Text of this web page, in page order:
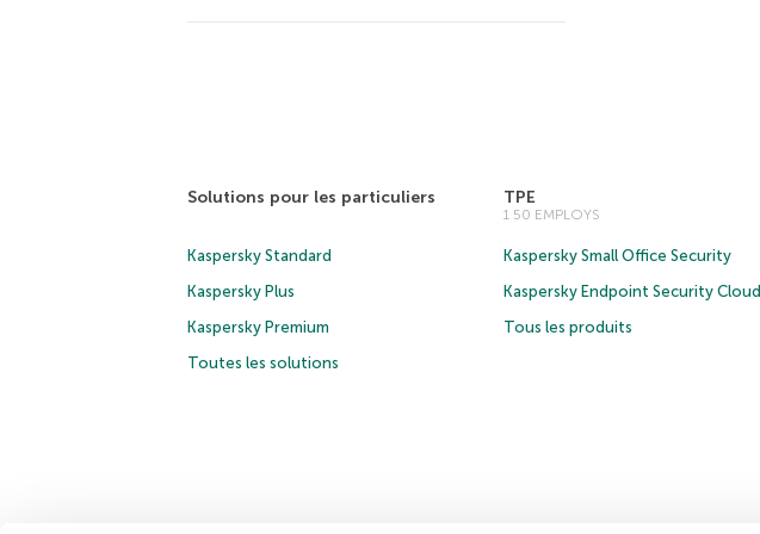
Solutions pour les particuliers
Kaspersky Standard
Kaspersky Plus
Kaspersky Premium
Toutes les solutions
TPE
1 50 EMPLOYS
Kaspersky Small Office Security
Kaspersky Endpoint Security Cloud
Tous les produits